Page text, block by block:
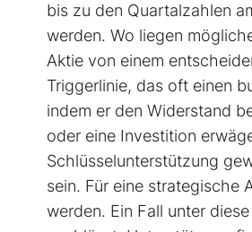
bis zu den Quartalzahlen
werden. Wo liegen
Aktie von einem
Triggerlinie, das oft einen
indem er den Widerstand
oder eine Investition
Schlüsselunterstützung
sein. Für eine strategische
werden. Ein Fall unter